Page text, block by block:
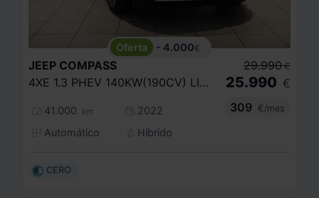
- 4.000€
JEEP COMPASS
4XE 1.3 PHEV 140KW(190CV) LIMITED AT AWD
41.000 km
2022
Automático
Híbrido
29.990 €
25.990 €
309
€/mes
CERO